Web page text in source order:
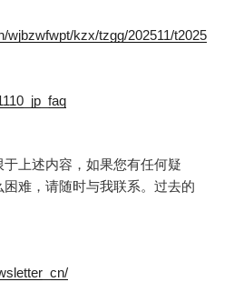
wjbzwfwpt/kzx/tzgg/202511/t2025
上述内容，如果您有任何疑
难，请随时与我联系。过去的